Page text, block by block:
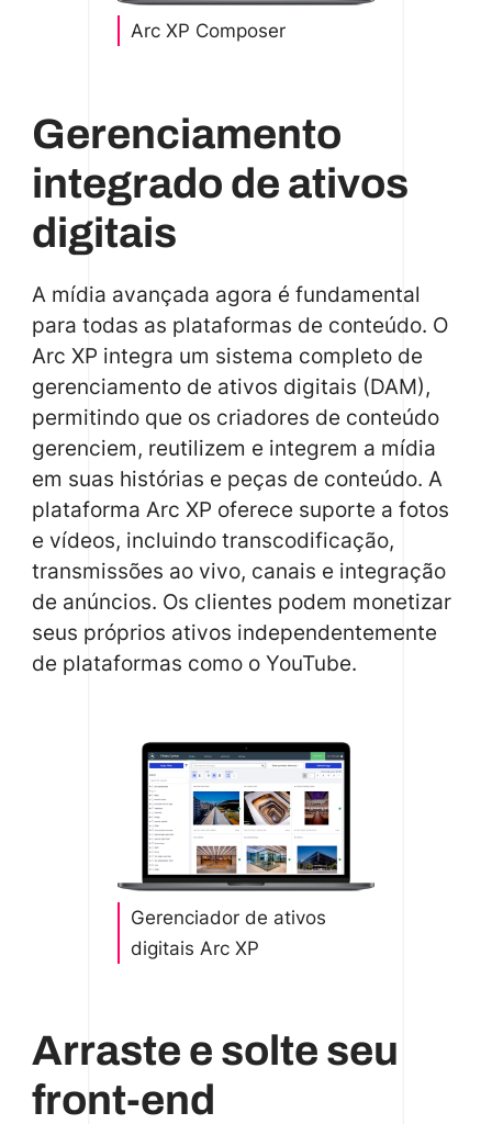
Arc XP Composer
Gerenciamento
integrado de ativos
digitais
A mídia avançada agora é fundamental
para todas as plataformas de conteúdo. O
Arc XP integra um sistema completo de
gerenciamento de ativos digitais (DAM),
permitindo que os criadores de conteúdo
gerenciem, reutilizem e integrem a mídia
em suas histórias e peças de conteúdo. A
plataforma Arc XP oferece suporte a fotos
e vídeos, incluindo transcodificação,
transmissões ao vivo, canais e integração
de anúncios. Os clientes podem monetizar
seus próprios ativos independentemente
de plataformas como o YouTube.
Gerenciador de ativos
digitais Arc XP
Arraste e solte seu
front-end